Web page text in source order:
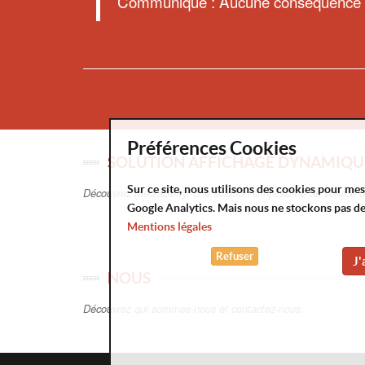
SOLUTION AFFICHAGE
Découvrez MediaBerry, une solution simplissime au service
NOUS
Découvrez qui sommes-nous et contactez-nous.
Préférences Cookies
Sur ce site, nous utilisons des cookies pour
Google Analytics. Mais nous ne stockons pas
Mentions légales
Refuser